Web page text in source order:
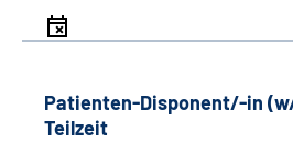
Patienten-Disponent/-in
Teilzeit